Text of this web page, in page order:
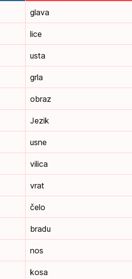
glava
lice
usta
grla
obraz
Jezik
usne
vilica
vrat
čelo
bradu
nos
kosa